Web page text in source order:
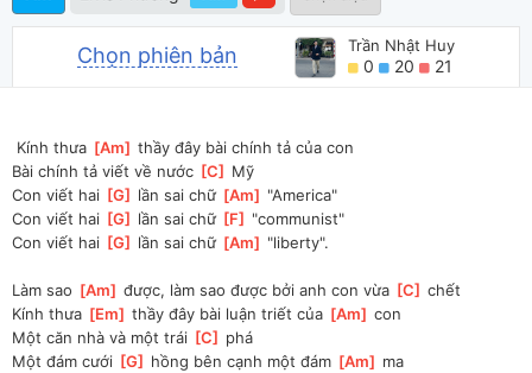
Chọn phiên bản Trần Nhật Huy
0 20 21
Kính thưa [Am ] thầy đây bài chính tả của con
Bài chính tả viết về nước [C
Mỹ
Con viết hai [G lần sai chữ [Am
"America"
Con viết hai [G lần sai chữ [F
"communist"
Con viết hai [G lần sai chữ [Am "liberty".
Làm sao [Am ] được, làm sao được bởi anh con vừa [C ] chết
Kính thưa [Em ] thầy đây bài luận triết của [Am ] con
Một căn nhà và một trái [C
phá
Một đám cưới [G hồng bên cạnh một đám [Am
ma